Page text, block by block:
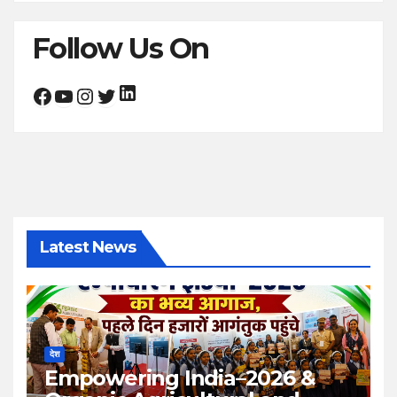
Follow Us On
Facebook YouTube Instagram Twitter LinkedIn
Latest News
देश
Empowering India–2026 &